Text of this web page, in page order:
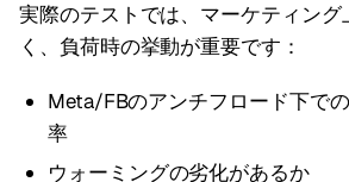
実際のテストでは、マーケティング
く、負荷時の挙動が重要です：
Meta/FBのアンチフロード下で
率
ウォーミングの劣化があるか